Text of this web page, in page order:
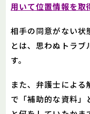
用いて位置情報を取
相手の同意がない状
とは、思わぬトラ
す。
また、弁護士によ
で「補助的な資料